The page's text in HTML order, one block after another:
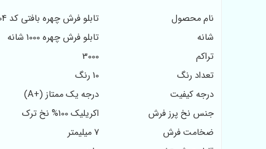
نام محصول
تابلو فرش چهره بافتی کد 104
شانه
تابلو فرش چهره 1000 شانه
تراکم
3000
تعداد رنگ
10 رنگ
درجه کیفیت
درجه یک ممتاز (+A)
جنس نخ پرز فرش
اکریلیک 100% نخ ترک
ضخامت فرش
7 میلیمتر